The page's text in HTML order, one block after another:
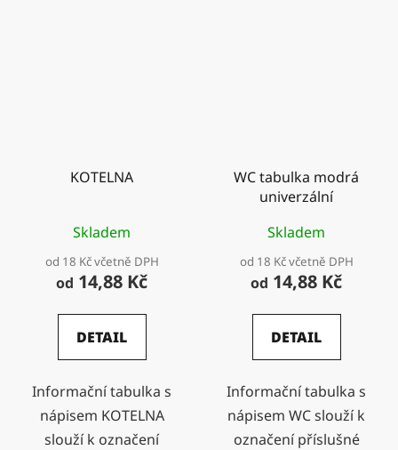
KOTELNA
Skladem
od 18 Kč včetně DPH
od 14,88 Kč
DETAIL
Informační tabulka s
nápisem KOTELNA
slouží k označení
WC tabulka modrá
univerzální
Skladem
od 18 Kč včetně DPH
od 14,88 Kč
DETAIL
Informační tabulka s
nápisem WC slouží k
označení příslušné